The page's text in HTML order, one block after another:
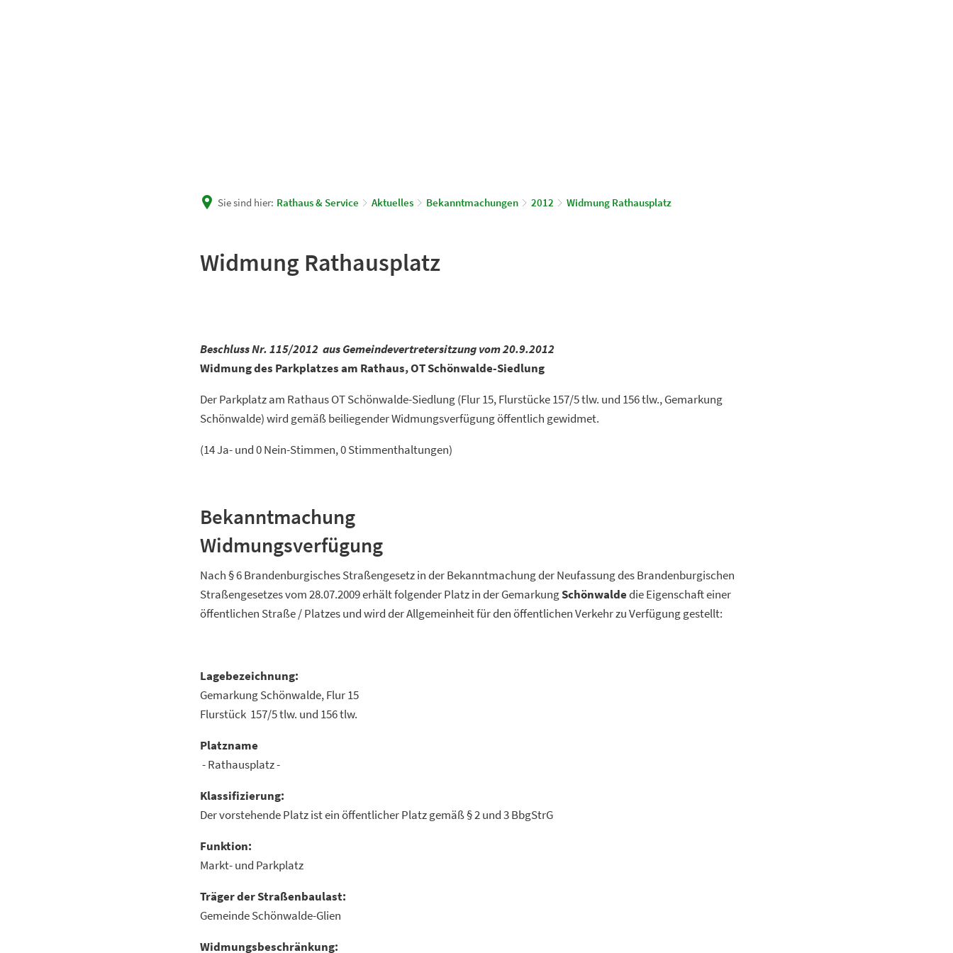
Sie sind hier: Rathaus & Service Aktuelles Bekanntmachungen 2012 Widmung Rathausplatz
Widmung Rathausplatz
Beschluss Nr. 115/2012 aus Gemeindevertretersitzung vom 20.9.2012
Widmung des Parkplatzes am Rathaus, OT Schönwalde-Siedlung
Der Parkplatz am Rathaus OT Schönwalde-Siedlung (Flur 15, Flurstücke 157/5 tlw. und 156 tlw., Gemarkung
Schönwalde) wird gemäß beiliegender Widmungsverfügung öffentlich gewidmet.
(14 Ja- und 0 Nein-Stimmen, 0 Stimmenthaltungen)
Bekanntmachung
Widmungsverfügung
Nach § 6 Brandenburgisches Straßengesetz in der Bekanntmachung der Neufassung des Brandenburgischen
Straßengesetzes vom 28.07.2009 erhält folgender Platz in der GemarkungSchönwaldedie Eigenschaft einer
öffentlichen Straße / Platzes und wird der Allgemeinheit für den öffentlichen Verkehr zu Verfügung gestellt:
Lagebezeichnung:
Gemarkung Schönwalde, Flur 15
Flurstück 157/5 tlw. und 156 tlw.
Platzname
- Rathausplatz -
Klassifizierung:
Der vorstehende Platz ist ein öffentlicher Platz gemäß § 2 und 3 BbgStrG
Funktion:
Markt- und Parkplatz
Träger der Straßenbaulast:
Gemeinde Schönwalde-Glien
Widmungsbeschränkung: